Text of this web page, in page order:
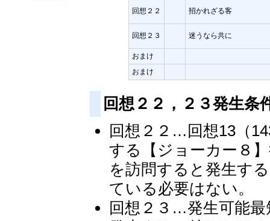
回想２２ 招かれざる客
回想２３ 迷うなら共に
おまけ
おまけ
回想２２，２３発生
回想２２…回想13（
する【ジョーカー８
を訪問すると発生す
ている必要はない。
回想２３…発生可能